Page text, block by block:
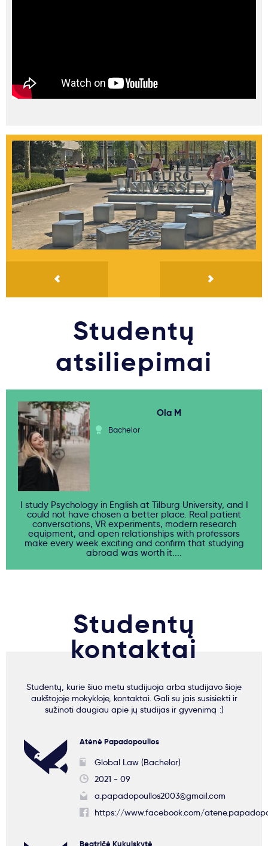
Studentų
atsiliepimai
Ola M
Bachelor
I study Psychology in English at Tilburg University, and I
could not have chosen a better place. Real patient
conversations, VR experiments, modern research
equipment, and open relationships with professors
make every week exciting and confirm that studying
abroad was worth it....
Studentų
kontaktai
Studentų, kurie šiuo metu studijuoja arba studijavo šioje
aukštojoje mokykloje, kontaktai. Gali su jais susisiekti ir
sužinoti daugiau apie jų studijas ir gyvenimą :)
Atėnė Papadopoullos
Global Law (Bachelor)
2021 - 09
a.papadopoullos2003@gmail.com
https://www.facebook.com/